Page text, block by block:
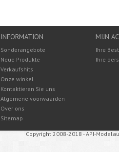
INFORMATION
Sonderangebote
Neue Produkte
Verkaufshits
Onze winkel
Kontaktieren Sie uns
Algemene voorwaarden
Over ons
Sitemap
MIJN
Ihre
Ihre
Copyright 2008-2018 - API-